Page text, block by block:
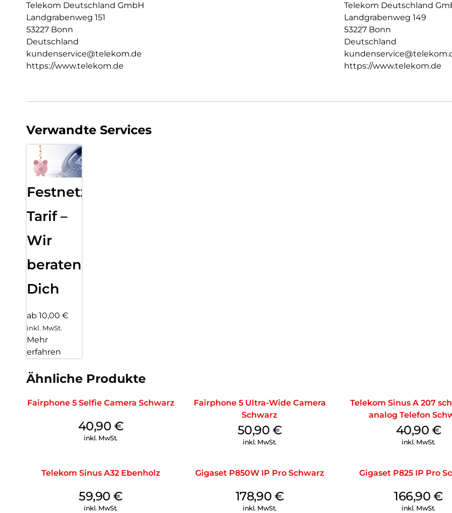
Telekom Deutschland GmbH
Landgrabenweg 151
53227 Bonn
Deutschland
kundenservice@telekom.de
https://www.telekom.de
Telekom Deutschland
Landgrabenweg 149
53227 Bonn
Deutschland
https://www.telekom.de
Verwandte Services
Festnetz
Tarif –
Wir
beraten
Dich
ab 10,00 €
inkl. MwSt.
Mehr
erfahren
Ähnliche Produkte
Fairphone 5 Selfie Camera Schwarz
40,90 €
inkl. MwSt.
Fairphone 5 Ultra-Wide Camera
Schwarz
50,90 €
inkl. MwSt.
Telekom Sinus A 207
analog Telefon
40,90 €
inkl. MwSt.
Telekom Sinus A32 Ebenholz
59,90€
inkl. MwSt.
Gigaset P850W IP Pro Schwarz
178,90 €
inkl. MwSt.
Gigaset P825 IP Pro
166,90€
inkl. MwSt.